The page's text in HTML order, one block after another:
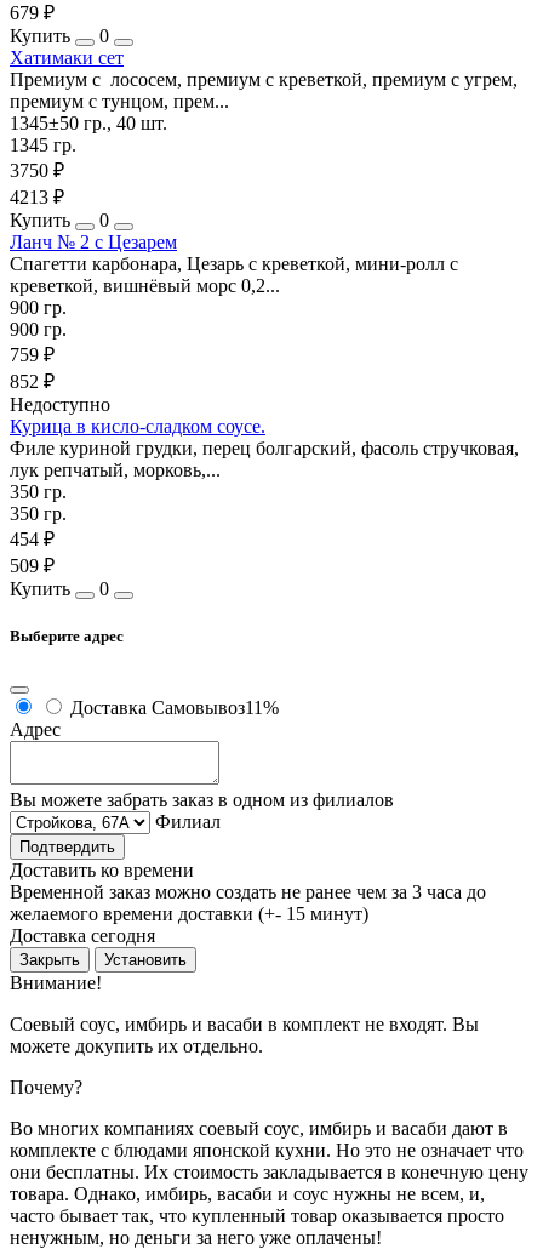
679 ₽
Купить
0
Хатимаки сет
Премиум с лососем, премиум с креветкой, премиум с угрем,
премиум с тунцом, прем...
1345±50 гр., 40 шт.
1345 гр.
3750 ₽
4213 ₽
Купить
0
Ланч № 2 с Цезарем
Спагетти карбонара, Цезарь с креветкой, мини-ролл с
креветкой, вишнёвый морс 0,2...
900 гр.
900 гр.
759 ₽
852 ₽
Недоступно
Курица в кисло-сладком соусе.
Филе куриной грудки, перец болгарский, фасоль стручковая,
лук репчатый, морковь,...
350 гр.
350 гр.
454 ₽
509 ₽
Купить
0
Выберите адрес
Доставка Самовывоз11%
Адрес
Вы можете забрать заказ в одном из филиалов
Филиал
Подтвердить
Доставить ко времени
Временной заказ можно создать не ранее чем за 3 часа до
желаемого времени доставки (+- 15 минут)
Доставка сегодня
Закрыть Установить
Внимание!
Соевый соус, имбирь и васаби в комплект не входят. Вы
можете докупить их отдельно.
Почему?
Во многих компаниях соевый соус, имбирь и васаби дают в
комплекте с блюдами японской кухни. Но это не означает что
они бесплатны. Их стоимость закладывается в конечную цену
товара. Однако, имбирь, васаби и соус нужны не всем, и,
часто бывает так, что купленный товар оказывается просто
ненужным, но деньги за него уже оплачены!